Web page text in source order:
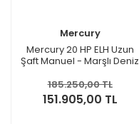
Mercury
Mercury 20 HP ELH Uzun
Şaft Manuel - Marşlı Deniz
185.250,00 TL
151.905,00 TL